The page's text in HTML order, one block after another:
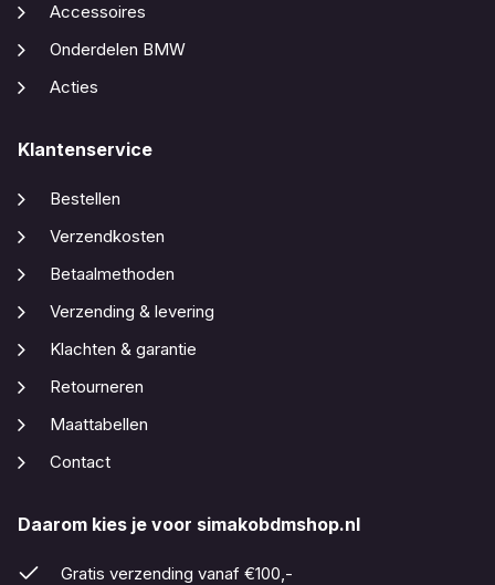
Accessoires
Onderdelen BMW
Acties
Klantenservice
Bestellen
Verzendkosten
Betaalmethoden
Verzending & levering
Klachten & garantie
Retourneren
Maattabellen
Contact
Daarom kies je voor simakobdmshop.nl
Gratis verzending vanaf €100,-